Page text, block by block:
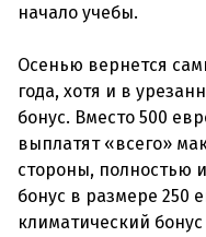
начало учебы.
Осенью вернется
года, хотя и в
бонус. Вместо 500
выплатят «всего»
стороны, полностью
бонус в размере 250
климатический